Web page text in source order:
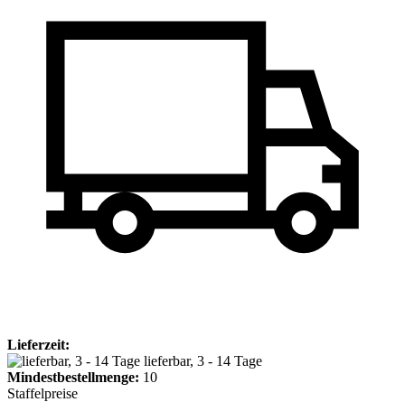
Lieferzeit:
lieferbar, 3 - 14 Tage
Mindest­bestellmenge: 10
Staffelpreise